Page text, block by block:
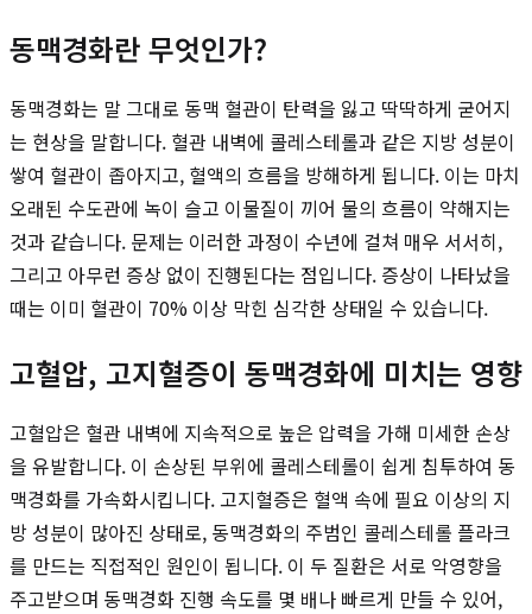
동맥경화란 무엇인가?
동맥경화는 말 그대로 동맥 혈관이 탄력을 잃고 딱딱하게 굳어지
는 현상을 말합니다. 혈관 내벽에 콜레스테롤과 같은 지방 성분이
쌓여 혈관이 좁아지고, 혈액의 흐름을 방해하게 됩니다. 이는 마치
오래된 수도관에 녹이 슬고 이물질이 끼어 물의 흐름이 약해지는
것과 같습니다. 문제는 이러한 과정이 수년에 걸쳐 매우 서서히,
그리고 아무런 증상 없이 진행된다는 점입니다. 증상이 나타났을
때는 이미 혈관이 70% 이상 막힌 심각한 상태일 수 있습니다.
고혈압, 고지혈증이 동맥경화에 미치는 영향
고혈압은 혈관 내벽에 지속적으로 높은 압력을 가해 미세한 손상
을 유발합니다. 이 손상된 부위에 콜레스테롤이 쉽게 침투하여 동
맥경화를 가속화시킵니다. 고지혈증은 혈액 속에 필요 이상의 지
방 성분이 많아진 상태로, 동맥경화의 주범인 콜레스테롤 플라크
를 만드는 직접적인 원인이 됩니다. 이 두 질환은 서로 악영향을
주고받으며 동맥경화 진행 속도를 몇 배나 빠르게 만들 수 있어,